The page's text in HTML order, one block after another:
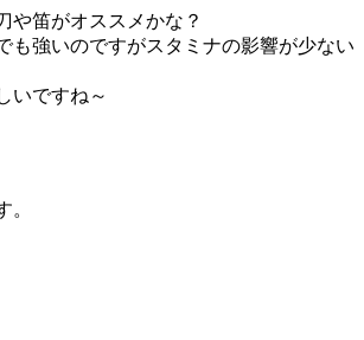
や笛がオススメかな？
も強いのですがスタミナの影響が少ない
いですね～
。